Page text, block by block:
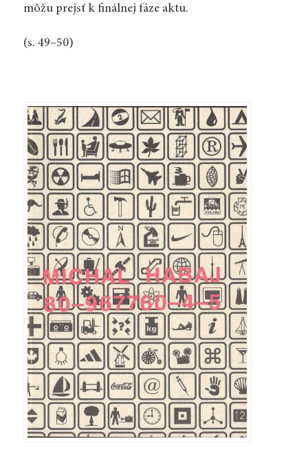
môžu prejsť k finálnej fáze aktu.
(s. 49–50)